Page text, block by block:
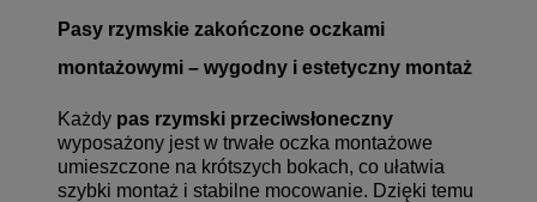
Pasy rzymskie zakończone oczkami
montażowymi – wygodny i estetyczny montaż
Każdy pas rzymski przeciwsłoneczny
wyposażony jest w trwałe oczka montażowe
umieszczone na krótszych bokach, co ułatwia
szybki montaż i stabilne mocowanie. Dzięki temu